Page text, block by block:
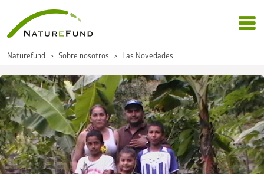
Naturefund Sobre nosotros Las Novedades